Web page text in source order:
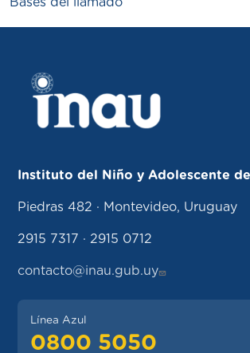
Instituto del Niño y Adolescente
Piedras 482 · Montevideo, Uruguay
2915 7317 · 2915 0712
contacto@inau.gub.uy
Línea Azul
0800 5050